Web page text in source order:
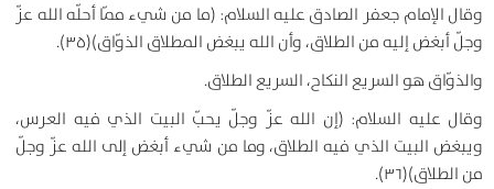
وقال الإمام جعفر الصادق عليه السلام: (ما من شيء ممّا أحلّه الله عزّ
وجلّ أبغض إليه من الطلاق، وأن الله يبغض المطلاق الذوّاق)(۳۵).
والذوّاق هو السريع النكاح، السريع الطلاق.
وقال عليه السلام: (إن الله عزّ وجلّ يحبّ البيت الذي فيه العرس،
ويبغض البيت الذي فيه الطلاق، وما من شيء أبغض إلى الله عزّ وجلّ
من الطلاق)(۳۶).